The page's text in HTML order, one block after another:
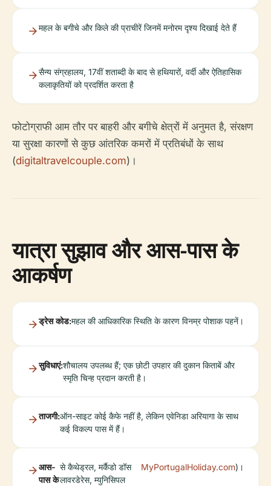
महल के बगीचे और किले की प्राचीरें जिनमें मनोरम दृश्य दिखाई देते हैं
सैन्य संग्रहालय, 17वीं शताब्दी के बाद से हथियारों, वर्दी और ऐतिहासिक
कलाकृतियों को प्रदर्शित करता है
फोटोग्राफी आम तौर पर बाहरी और बगीचे क्षेत्रों में अनुमत है, संरक्षण
या सुरक्षा कारणों से कुछ आंतरिक कमरों में प्रतिबंधों के साथ
(digitaltravelcouple.com)।
यात्रा सुझाव और आस-पास के
आकर्षण
ड्रेस कोड:महल की आधिकारिक स्थिति के कारण विनम्र पोशाक पहनें।
सुविधाएं:शौचालय उपलब्ध हैं; एक छोटी उपहार की दुकान किताबें और
स्मृति चिन्ह प्रदान करती है।
ताजगी:ऑन-साइट कोई कैफे नहीं है, लेकिन एवेनिडा अरियागा के साथ
कई विकल्प पास में हैं।
आस-
पास के
से कैथेड्रल, मर्कैडो डॉस
लावरडेरेस, म्युनिसिपल
MyPortugalHoliday.com)।